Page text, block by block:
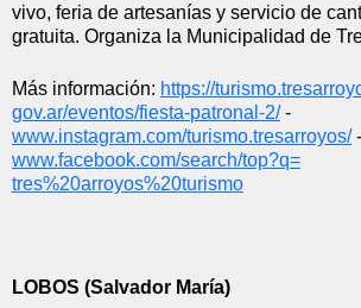
vivo, feria de artesanías y servicio de
gratuita. Organiza la Municipalidad de
Más información: https://
gov.ar/eventos/fiesta-patronal-2/
www.instagram.com/turismo.tresarroyos/
www.facebook.com/search/top?q=
tres%20arroyos%20turismo
LOBOS (Salvador María)